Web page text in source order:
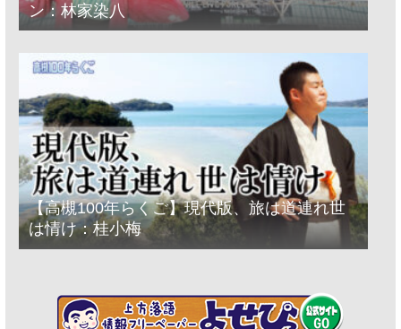
ン：林家染八
【高槻100年らくご】現代版、旅は道連れ世
は情け：桂小梅